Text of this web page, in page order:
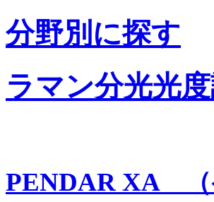
分野別に探す
ラマン分光光
PENDAR XA （